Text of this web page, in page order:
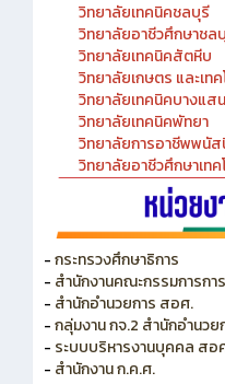
วิทยาลัยเทคนิคชลบุรี
วิทยาลัยอาชีวศึกษาชล
วิทยาลัยเทคนิคสัตหีบ
วิทยาลัยเกษตร และเท
วิทยาลัยเทคนิคบางแสน
วิทยาลัยเทคนิคพัทยา
วิทยาลัยการอาชีพพนั
วิทยาลัยอาชีวศึกษาเท
-กระทรวงศึกษาธิการ
- สำนักงานคณะกรรมการกา
- สำนักอำนวยการ สอศ.
-กลุ่มงาน กจ.2 สำนักอำนว
- ระบบบริหารงานบุคคล สอ
- สำนักงาน ก.ค.ศ.